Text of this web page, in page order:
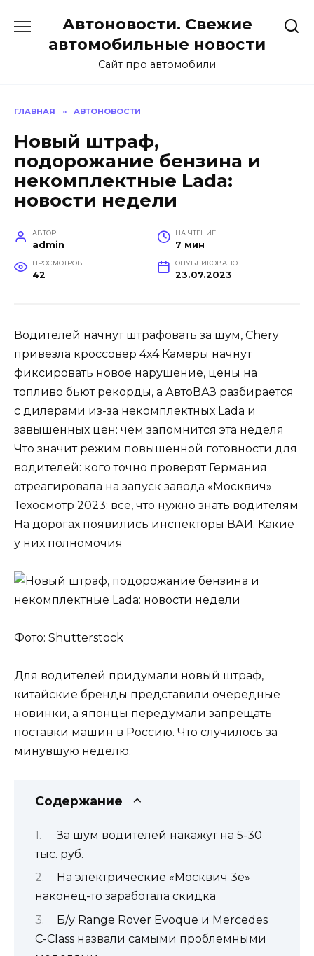
содержанию
Автоновости. Свежие
автомобильные новости
Сайт про автомобили
ГЛАВНАЯ » АВТОНОВОСТИ
Новый штраф,
подорожание бензина и
некомплектные Lada:
новости недели
АВТОР
admin
НА ЧТЕНИЕ
7 мин
ПРОСМОТРОВ
42
ОПУБЛИКОВАНО
23.07.2023
Водителей начнут штрафовать за шум, Chery
привезла кроссовер 4х4 Камеры начнут
фиксировать новое нарушение, цены на
топливо бьют рекорды, а АвтоВАЗ разбирается
с дилерами из-за некомплектных Lada и
завышенных цен: чем запомнится эта неделя
Что значит режим повышенной готовности для
водителей: кого точно проверят Германия
отреагировала на запуск завода «Москвич»
Техосмотр 2023: все, что нужно знать водителям
На дорогах появились инспекторы ВАИ. Какие
у них полномочия
Фото: Shutterstock
Для водителей придумали новый штраф,
китайские бренды представили очередные
новинки, а японцы передумали запрещать
поставки машин в Россию. Что случилось за
минувшую неделю.
Содержание
За шум водителей накажут на 5-30
тыс. руб.
На электрические «Москвич 3е»
наконец-то заработала скидка
Б/у Range Rover Evoque и Mercedes
C-Class назвали самыми проблемными